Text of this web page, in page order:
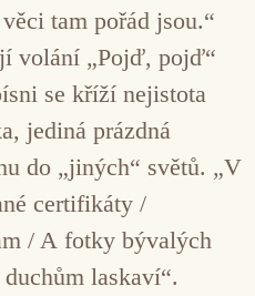
tam pořád jsou.“
volání „Pojď, pojď“
se kříží nejistota
jediná prázdná
do „jiných“ světů. „V
certifikáty /
/ A fotky bývalých
laskaví“.